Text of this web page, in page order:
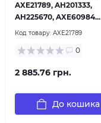
AXE21789, AH201333,
AH225670, AXE60984...
Код товару: AXE21789
0
2 885.76 грн.
До кошика